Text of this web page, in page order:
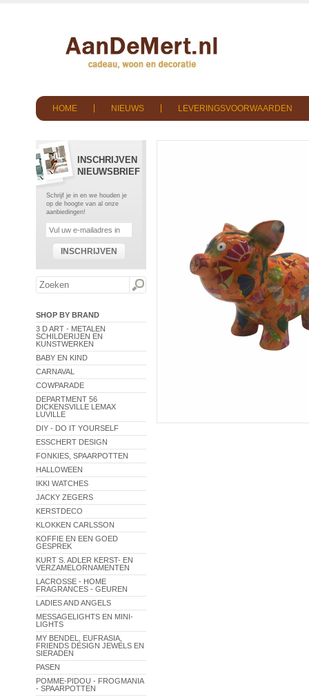
HOME NIEUWS LEVERINGSVOORWAARDEN
INSCHRIJVEN
NIEUWSBRIEF
Schrijf je in en we houden je
op de hoogte van al onze
aanbiedingen!
INSCHRIJVEN
SHOP BY BRAND
3 D ART - METALEN
SCHILDERIJEN EN
KUNSTWERKEN
BABY EN KIND
CARNAVAL
COWPARADE
DEPARTMENT 56
DICKENSVILLE LEMAX
LUVILLE
DIY - DO IT YOURSELF
ESSCHERT DESIGN
FONKIES, SPAARPOTTEN
HALLOWEEN
IKKI WATCHES
JACKY ZEGERS
KERSTDECO
KLOKKEN CARLSSON
KOFFIE EN EEN GOED
GESPREK
KURT S. ADLER KERST- EN
VERZAMELORNAMENTEN
LACROSSE - HOME
FRAGRANCES - GEUREN
LADIES AND ANGELS
MESSAGELIGHTS EN MINI-
LIGHTS
MY BENDEL, EUFRASIA,
FRIENDS DESIGN JEWELS EN
SIERADEN
PASEN
POMME-PIDOU - FROGMANIA
- SPAARPOTTEN